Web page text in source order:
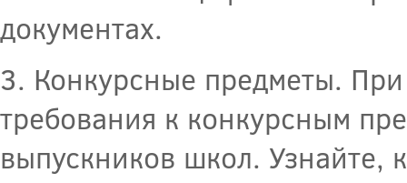
документах.
3. Конкурсные предметы.
требования к конкурсным
выпускников школ. Узнайте,